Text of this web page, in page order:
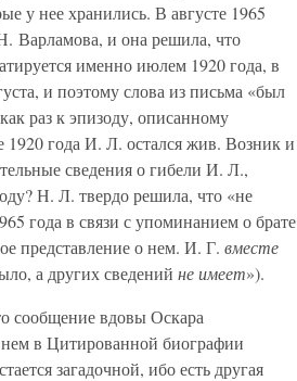
у нее хранились. В августе 1965
Варламова, и она решила, что
именно июлем 1920 года, в
и поэтому слова из письма «был
раз к эпизоду, описанному
года И. Л. остался жив. Возник и
сведения о гибели И. Л.,
Н. Л. твердо решила, что «не
года в связи с упоминанием о брате
представление о нем. И. Г. вместе
а других сведений не имеет»).
сообщение вдовы Оскара
в Цитированной биографии
загадочной, ибо есть другая